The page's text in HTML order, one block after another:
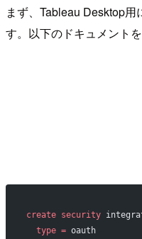
まず、Tableau Desktop
す。以下のドキュメント
create security
  type
= oauth